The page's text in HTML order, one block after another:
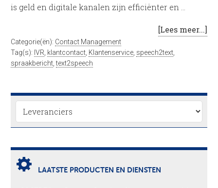
is geld en digitale kanalen zijn efficiënter en …
[Lees meer...]
Categorie(ën): Contact Management
Tag(s): IVR klantcontact Klantenservice speech2text
spraakbericht ,text2speech
LAATSTE PRODUCTEN EN DIENSTEN